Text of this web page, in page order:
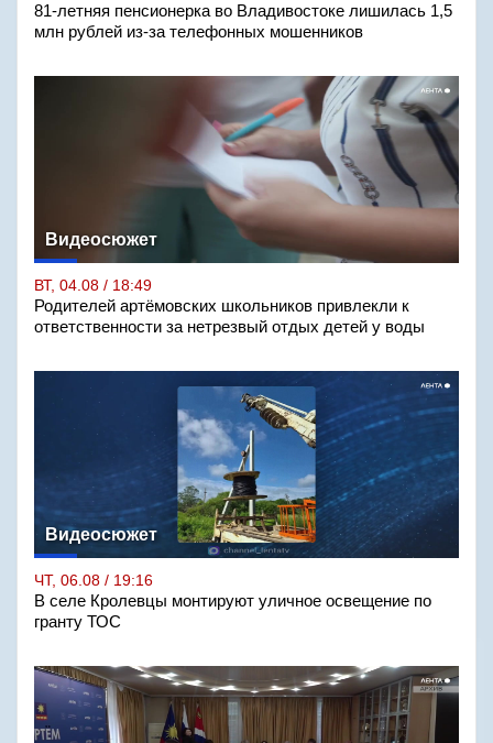
81-летняя пенсионерка во Владивостоке лишилась 1,5
млн рублей из-за телефонных мошенников
Видеосюжет
ВТ, 04.08 / 18:49
Родителей артёмовских школьников привлекли к
ответственности за нетрезвый отдых детей у воды
Видеосюжет
ЧТ, 06.08 / 19:16
В селе Кролевцы монтируют уличное освещение по
гранту ТОС